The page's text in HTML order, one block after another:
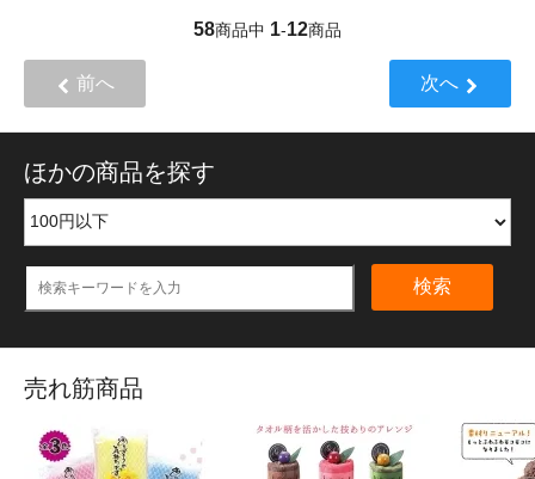
58商品中 1-12商品
前へ 次へ
ほかの商品を探す
検索
売れ筋商品